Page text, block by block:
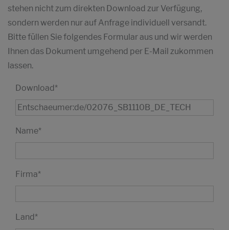
stehen nicht zum direkten Download zur Verfügung,
sondern werden nur auf Anfrage individuell versandt.
Bitte füllen Sie folgendes Formular aus und wir werden
Ihnen das Dokument umgehend per E-Mail zukommen
lassen.
Download*
Name*
Firma*
Land*